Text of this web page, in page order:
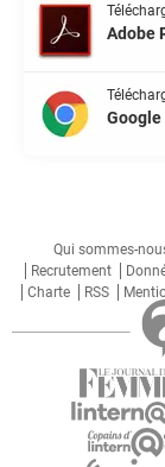
Adobe
Google
Qui sommes-
Recrutement
Charte
RSS